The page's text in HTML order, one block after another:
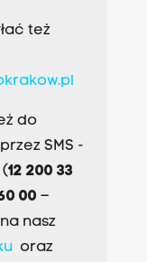
też
do
SMS -
(12 200 33
00 –
nasz
oraz